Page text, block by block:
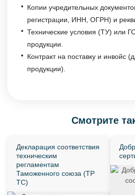
Копии учредительных
регистрации, ИНН, ОГРН) и
Технические условия (ТУ) или
продукции.
Контракт на поставку и инвойс
продукции).
Смотрите
Декларация соответствия
техническим
регламентам
Таможенного союза (ТР
ТС)